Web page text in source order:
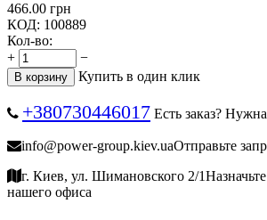
466.00 грн
КОД: 100889
Кол-во:
+
−
В корзину Купить в один клик
+380730446017 Есть заказ?
info@power-group.kiev.uaОтправьте
г. Киев, ул. Шимановского 2/1
нашего офиса